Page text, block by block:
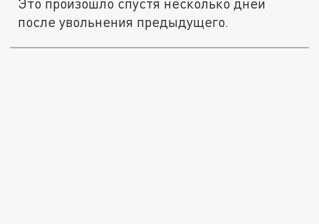
после увольнения предыдущего.